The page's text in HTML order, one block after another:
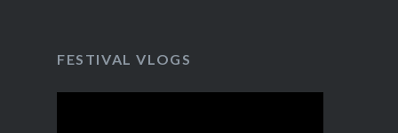
FESTIVAL VLOGS